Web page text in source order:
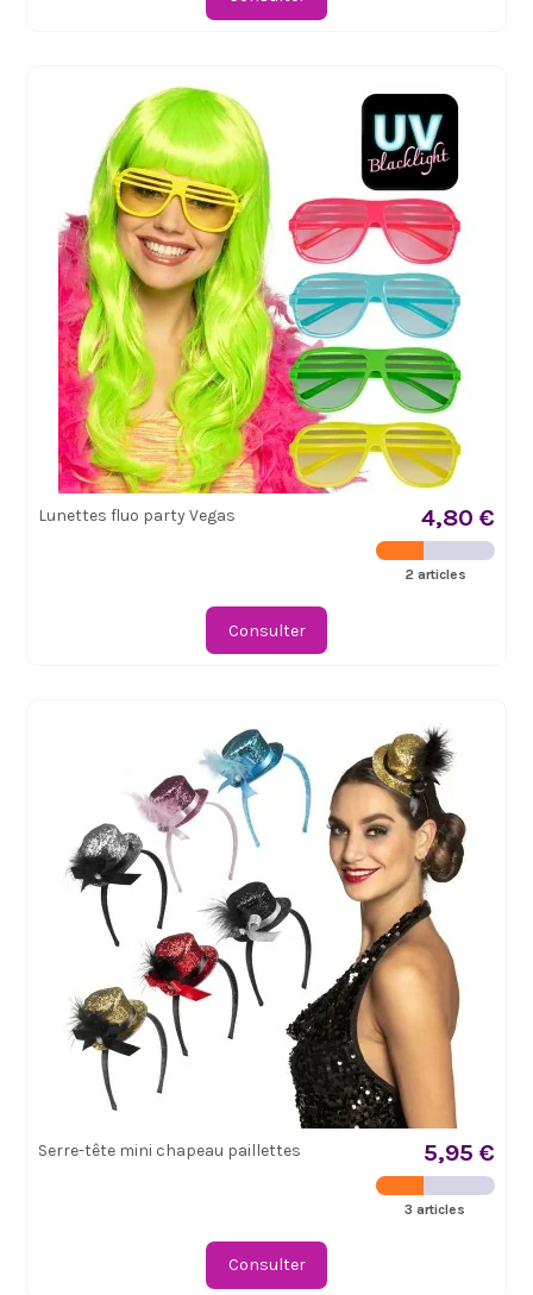
Lunettes fluo party Vegas 4,80 €
2 articles
Consulter
Serre-tête mini chapeau paillettes 5,95 €
3 articles
Consulter